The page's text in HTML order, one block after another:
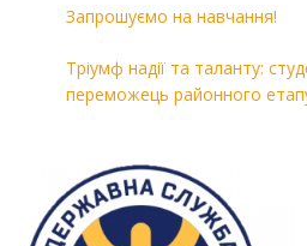
Запрошуємо на навчання!
Тріумф надії та таланту:
переможець районного